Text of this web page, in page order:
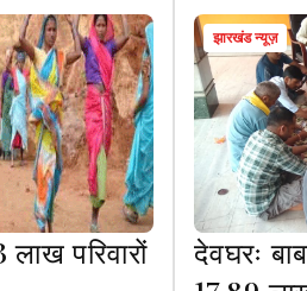
परिवारों
झारखंड न्यूज़
देवघरः